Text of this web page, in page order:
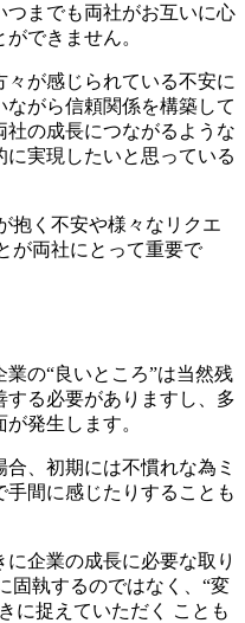
までも両社がお互いに心
できません。
が感じられている不安に
がら信頼関係を構築して
の成長につながるような
実現したいと思っている
抱く不安や様々なリクエ
が両社にとって重要で
の“良いところ”は当然残
する必要がありますし、多
発生します。
、初期には不慣れな為ミ
間に感じたりすることも
企業の成長に必要な取り
固執するのではなく、“変
に捉えていただく ことも